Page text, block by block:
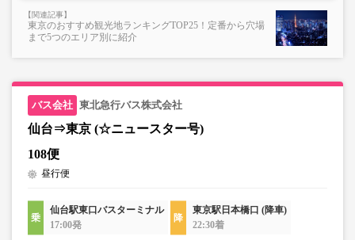
東京のおすすめ観光地ランキングTOP25！定番から穴場
まで5つのエリア別に紹介
東北急行バス株式会社
仙台⇒東京 (☆ニュースター号)
108便
昼行便
仙台駅東口バスターミナル
17:00発
東京駅日本橋口 (降車)
22:30着